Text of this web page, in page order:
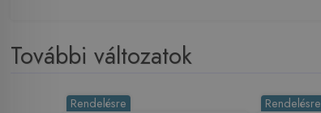
További változatok
Rendelésre Rendelésre